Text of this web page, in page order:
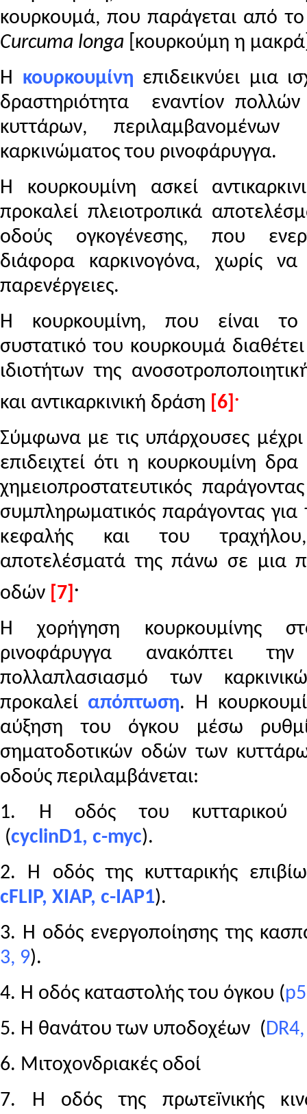
κουρκουμά, που παράγεται από
Curcuma longa [κουρκούμη η
Η κουρκουμίνη επιδεικνύει μια
δραστηριότητα εναντίον πολλών
κυττάρων,
καρκινώματος του ρινοφάρυγγα.
Η κουρκουμίνη ασκεί
προκαλεί πλειοτροπικά
οδούς ογκογένεσης, που
διάφορα καρκινογόνα, χωρίς
παρενέργειες.
Η κουρκουμίνη, που είναι το
συστατικό του κουρκουμά
ιδιοτήτων της
και αντικαρκινική δράση
[6] .
Σύμφωνα με τις υπάρχουσες μέχρι
επιδειχτεί ότι η κουρκουμίνη
χημειοπροστατευτικός
συμπληρωματικός παράγοντας για
κεφαλής και του
αποτελέσματά της πάνω σε μια
οδών
[7] .
Η χορήγηση κουρκουμίνης
ρινοφάρυγγα ανακόπτει
πολλαπλασιασμό των
προκαλεί απόπτωση. Η
αύξηση του όγκου μέσω
σηματοδοτικών οδών των
οδούς περιλαμβάνεται:
1. Η οδός του κυτταρικού
(cyclinD1, c-myc).
2. Η οδός της κυτταρικής
cFLIP, XIAP, c-IAP1).
3. Η οδός ενεργοποίησης της
3, 9).
4. Η οδός καταστολής του όγκου (p
5. Η θανάτου των υποδοχέων (DR
6. Μιτοχονδριακές οδοί
7. Η οδός της πρωτεïνικής